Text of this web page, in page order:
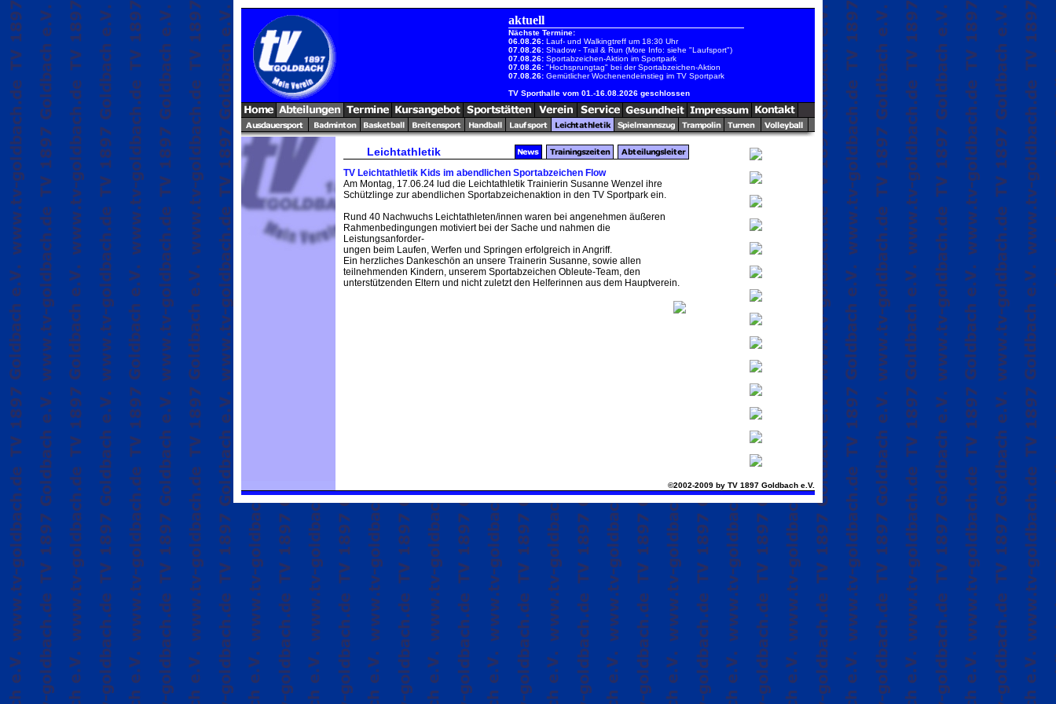
aktuell
Nächste Termine:
06.08.26:Lauf- und Walkingtreff um 18:30 Uhr
07.08.26:Shadow - Trail & Run (More Info: siehe "Laufsport")
07.08.26:Sportabzeichen-Aktion im Sportpark
07.08.26:"Hochsprungtag" bei der Sportabzeichen-Aktion
07.08.26:Gemütlicher Wochenendeinstieg im TV Sportpark
TV Sporthalle vom 01.-16.08.2026 geschlossen
Leichtathletik
TV Leichtathletik Kids im abendlichen Sportabzeichen Flow
Am Montag, 17.06.24 lud die Leichtathletik Trainierin Susanne Wenzel ihre
Schützlinge zur abendlichen Sportabzeichenaktion in den TV Sportpark ein.
Rund 40 Nachwuchs Leichtathleten/innen waren bei angenehmen äußeren
Rahmenbedingungen motiviert bei der Sache und nahmen die
Leistungsanforder-
ungen beim Laufen, Werfen und Springen erfolgreich in Angriff.
Ein herzliches Dankeschön an unsere Trainerin Susanne, sowie allen
teilnehmenden Kindern, unserem Sportabzeichen Obleute-Team, den
unterstützenden Eltern und nicht zuletzt den Helferinnen aus dem Hauptverein.
©2002-2009 by TV 1897 Goldbach e.V.